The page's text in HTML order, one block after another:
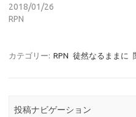
2018/01/26
RPN
カテゴリー: RPN 徒然なるままに
投稿ナビゲーション